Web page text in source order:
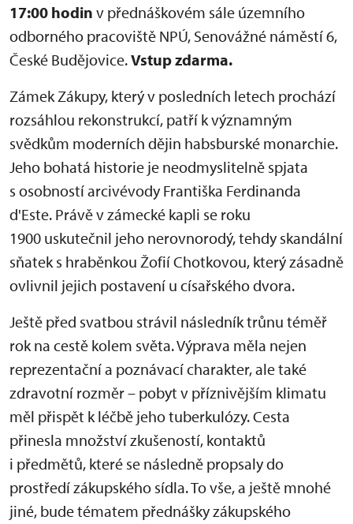
17:00 hodin v přednáškovém sále územního
odborného pracoviště NPÚ, Senovážné náměstí 6,
České Budějovice.Vstup zdarma.
Zámek Zákupy, který v posledních letech prochází
rozsáhlou rekonstrukcí, patří k významným
svědkům moderních dějin habsburské monarchie.
Jeho bohatá historie je neodmyslitelně spjata
s osobností arcivévody Františka Ferdinanda
d'Este. Právě v zámecké kapli se roku
1900 uskutečnil jeho nerovnorodý, tehdy skandální
sňatek s hraběnkou Žofií Chotkovou, který zásadně
ovlivnil jejich postavení u císařského dvora.
Ještě před svatbou strávil následník trůnu téměř
rok na cestě kolem světa. Výprava měla nejen
reprezentační a poznávací charakter, ale také
zdravotní rozměr – pobyt v příznivějším klimatu
měl přispět k léčbě jeho tuberkulózy. Cesta
přinesla množství zkušeností, kontaktů
i předmětů, které se následně propsaly do
prostředí zákupského sídla. To vše, a ještě mnohé
jiné, bude tématem přednášky zákupského